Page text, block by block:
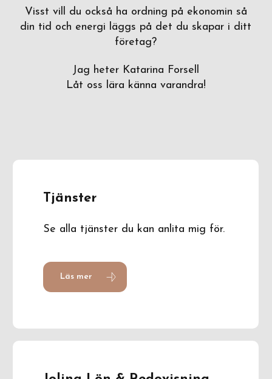
Visst vill du också ha ordning på ekonomin så
din tid och energi läggs på det du skapar i ditt
företag?
Jag heter Katarina Forsell
Låt oss lära känna varandra!
Tjänster
Se alla tjänster du kan anlita mig för.
Läs mer